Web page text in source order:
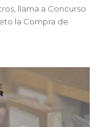
llama a Concurso
la Compra de